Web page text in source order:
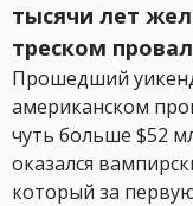
тысячи лет
треском
Прошедший
американском
чуть больше $52
оказался
который за